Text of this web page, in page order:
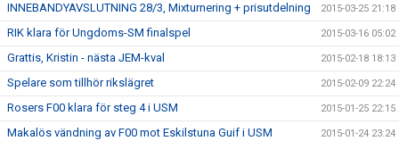
INNEBANDYAVSLUTNING 28/3, Mixturnering + prisutdelning 2015-03-25 21:18
RIK klara för Ungdoms-SM finalspel 2015-03-16 05:02
Grattis, Kristin - nästa JEM-kval 2015-02-18 18:13
Spelare som tillhör rikslägret 2015-02-09 22:24
Rosers F00 klara för steg 4 i USM 2015-01-25 22:15
Makalös vändning av F00 mot Eskilstuna Guif i USM 2015-01-24 23:24